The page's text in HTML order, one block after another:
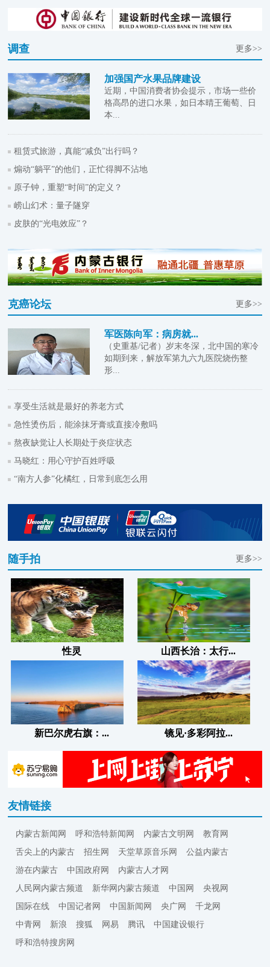
调查 更多>>
加强国产水果品牌建设
近期，中国消费者协会提示，市场一些价
格高昂的进口水果，如日本晴王葡萄、日
本...
租赁式旅游，真能“减负”出行吗？
煽动“躺平”的他们，正忙得脚不沾地
原子钟，重塑“时间”的定义？
崂山幻术：量子隧穿
皮肤的“光电效应”？
克癌论坛 更多>>
军医陈向军：病房就...
（史重基/记者）岁末冬深，北中国的寒冷
如期到来，解放军第九六九医院烧伤整
形...
享受生活就是最好的养老方式
急性烫伤后，能涂抹牙膏或直接冷敷吗
熬夜缺觉让人长期处于炎症状态
马晓红：用心守护百姓呼吸
“南方人参”化橘红，日常到底怎么用
随手拍 更多>>
性灵 山西长治：太行...
新巴尔虎右旗：... 镜见·多彩阿拉...
友情链接
内蒙古新闻网 呼和浩特新闻网 内蒙古文明网
教育网
舌尖上的内蒙古
招生网 天堂草原音乐网
公益内蒙古
游在内蒙古
中国政府网
内蒙古人才网
人民网内蒙古频道
新华网内蒙古频道 中国网
央视网
国际在线
中国记者网 中国新闻网 央广网
千龙网
中青网
新浪 搜狐 网易 腾讯
中国建设银行
呼和浩特搜房网